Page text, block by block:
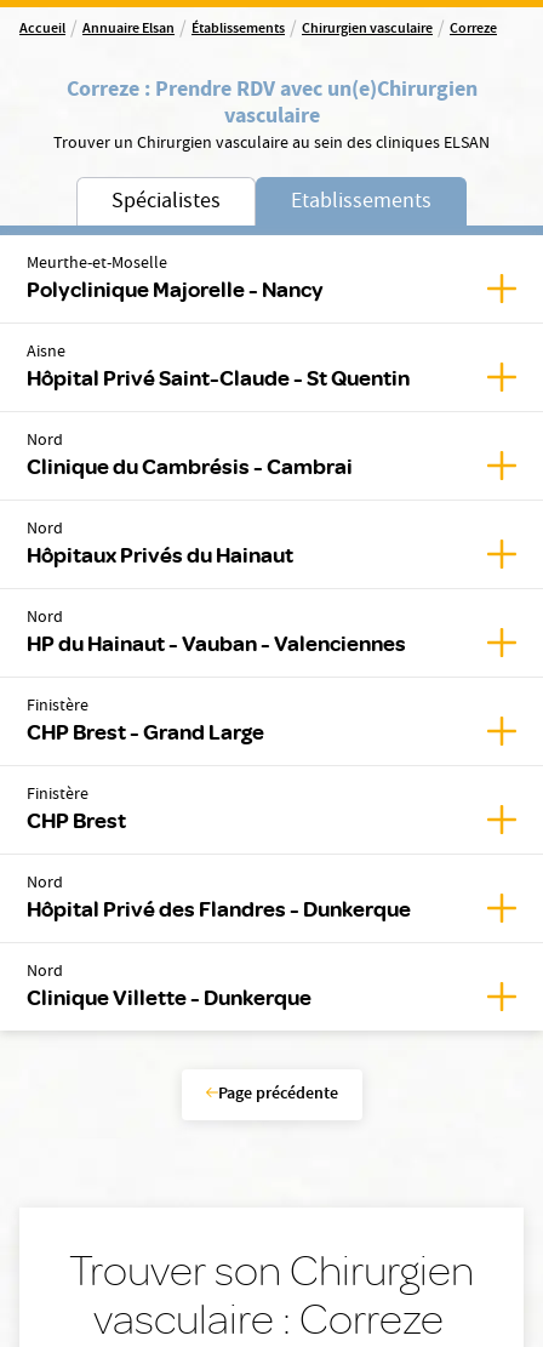
Accueil / Annuaire Elsan / Établissements / Chirurgien vasculaire / Correze
Correze: Prendre RDV avec un(e)Chirurgien
vasculaire
Trouver un Chirurgien vasculaire au sein des cliniques ELSAN
Spécialistes Etablissements
Meurthe-et-Moselle
Polyclinique Majorelle - Nancy
Aisne
Hôpital Privé Saint-Claude - St Quentin
Nord
Clinique du Cambrésis - Cambrai
Nord
Hôpitaux Privés du Hainaut
Nord
HP du Hainaut - Vauban - Valenciennes
Finistère
CHP Brest - Grand Large
Finistère
CHP Brest
Nord
Hôpital Privé des Flandres - Dunkerque
Nord
Clinique Villette - Dunkerque
Page précédente
Trouver son Chirurgien
vasculaire : Correze